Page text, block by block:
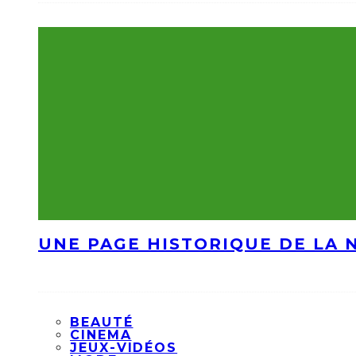
UNE PAGE HISTORIQUE DE LA
BEAUTÉ
CINEMA
JEUX-VIDÉOS